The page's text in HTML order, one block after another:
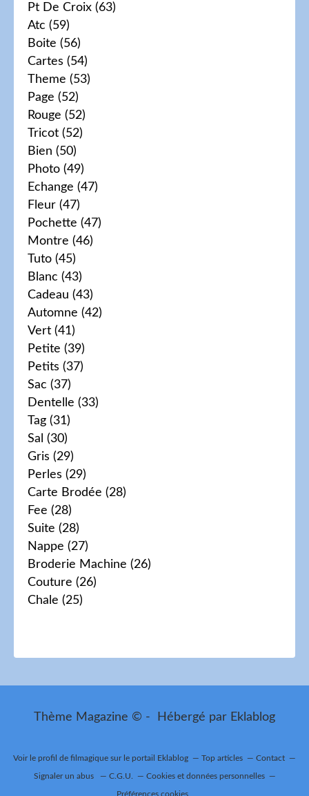
Pt De Croix (63)
Atc (59)
Boite (56)
Cartes (54)
Theme (53)
Page (52)
Rouge (52)
Tricot (52)
Bien (50)
Photo (49)
Echange (47)
Fleur (47)
Pochette (47)
Montre (46)
Tuto (45)
Blanc (43)
Cadeau (43)
Automne (42)
Vert (41)
Petite (39)
Petits (37)
Sac (37)
Dentelle (33)
Tag (31)
Sal (30)
Gris (29)
Perles (29)
Carte Brodée (28)
Fee (28)
Suite (28)
Nappe (27)
Broderie Machine (26)
Couture (26)
Chale (25)
Thème Magazine © - Hébergé par Eklablog
Voir le profil de filmagique sur le portail Eklablog Top articles Contact
Signaler un abus C.G.U. Cookies et données personnelles
Préférences cookies